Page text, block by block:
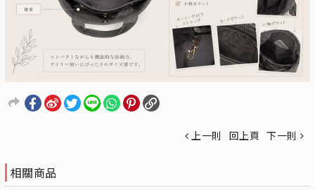
上一則 回上頁 下一則
相關商品